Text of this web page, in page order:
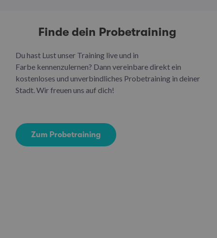
Finde dein Probetraining
Du hast Lust unser Training live und in
Farbe kennenzulernen? Dann vereinbare direkt ein
kostenloses und unverbindliches Probetraining in deiner
Stadt. Wir freuen uns auf dich!
Zum Probetraining